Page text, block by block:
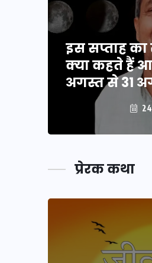
इस सप्ताह
क्या कहते हैं
अगस्त से 31
प्रेरक कथा